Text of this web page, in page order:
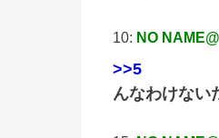
10: NO
>>5
んなわけない